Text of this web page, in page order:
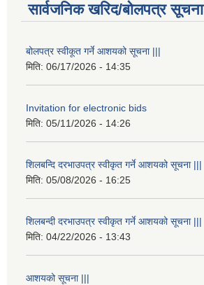
सार्वजनिक खरिद/बोलपत्र सूचना
बोलपत्र स्वीकूत गर्ने आशयको सूचना |||
मिति: 06/17/2026 - 14:35
Invitation for electronic bids
मिति: 05/11/2026 - 14:26
शिलबन्दि दरभाउपत्र स्वीकृत गर्ने आशयको सूचना |||
मिति: 05/08/2026 - 16:25
शिलबन्दी दरभाउपत्र स्वीकृत गर्ने आशयको सूचना |||
मिति: 04/22/2026 - 13:43
आशयको सूचना |||